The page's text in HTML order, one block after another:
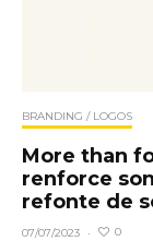
BRANDING / LOGOS
More than
renforce
refonte de
07/07/2023 · 0